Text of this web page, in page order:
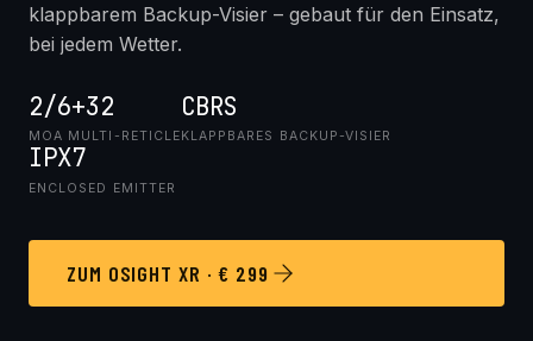
klappbarem Backup-Visier – gebaut für den Einsatz,
bei jedem Wetter.
2/6+32
MOA MULTI-RETICLE
CBRS
KLAPPBARES BACKUP-VISIER
IPX7
ENCLOSED EMITTER
ZUM OSIGHT XR · € 299